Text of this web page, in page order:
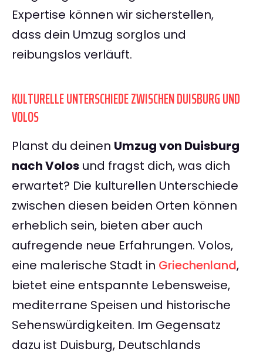
Expertise können wir sicherstellen,
dass dein Umzug sorglos und
reibungslos verläuft.
KULTURELLE UNTERSCHIEDE ZWISCHEN DUISBURG UND
VOLOS
Planst du deinen Umzug von Duisburg
nach Volos und fragst dich, was dich
erwartet? Die kulturellen Unterschiede
zwischen diesen beiden Orten können
erheblich sein, bieten aber auch
aufregende neue Erfahrungen. Volos,
eine malerische Stadt in Griechenland,
bietet eine entspannte Lebensweise,
mediterrane Speisen und historische
Sehenswürdigkeiten. Im Gegensatz
dazu ist Duisburg, Deutschlands